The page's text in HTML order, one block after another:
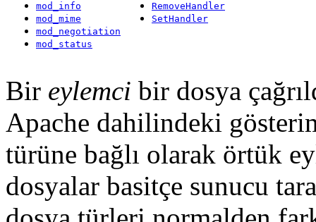
mod_info
mod_mime
mod_negotiation
mod_status
RemoveHandler
SetHandler
Bir eylemci bir dosya
Apache dahilindeki
türüne bağlı olarak örtük
dosyalar basitçe sunucu